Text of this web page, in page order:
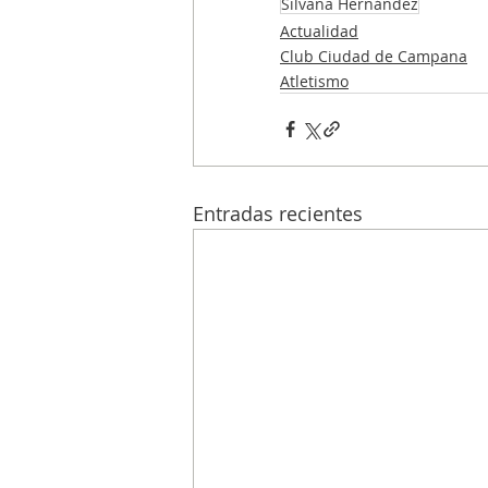
Actualidad
Club Ciudad de Campana
Atletismo
Entradas recientes